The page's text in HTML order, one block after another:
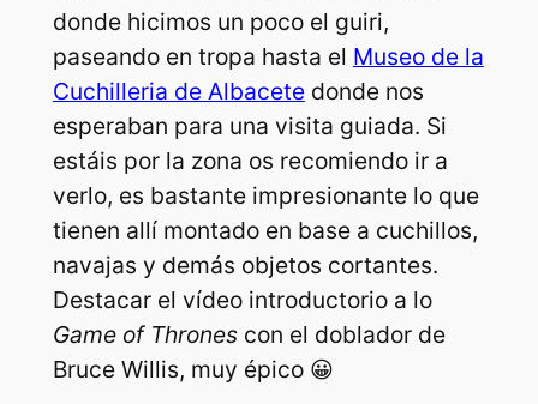
donde hicimos un poco el guiri,
paseando en tropa hasta el Museo de la
Cuchilleria de Albacetedonde nos
esperaban para una visita guiada. Si
estáis por la zona os recomiendo ir a
verlo, es bastante impresionante lo que
tienen allí montado en base a cuchillos,
navajas y demás objetos cortantes.
Destacar el vídeo introductorio a lo
Game of Thronescon el doblador de
Bruce Willis, muy épico 😀